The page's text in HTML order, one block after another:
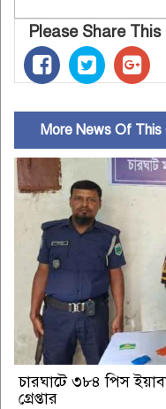
Please Share
More News Of This
চারঘাটে ৩৮৪ পিস
গ্রেপ্তার